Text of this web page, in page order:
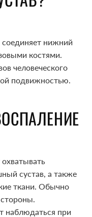
нижний
костями.
человеческого
подвижностью.
сустав, а также
ткани. Обычно
наблюдаться при